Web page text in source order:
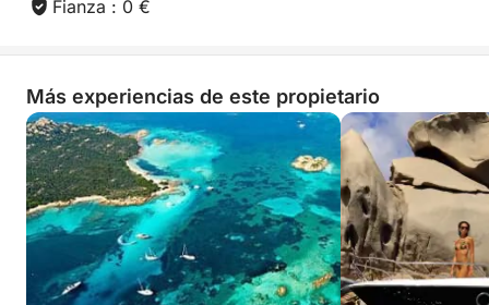
Fianza : 0 €
Más experiencias de este propietario